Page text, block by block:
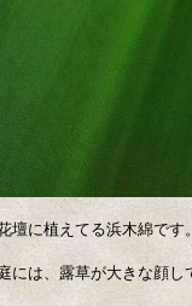
壇に植えてる浜木綿です
には、露草が大きな顔し